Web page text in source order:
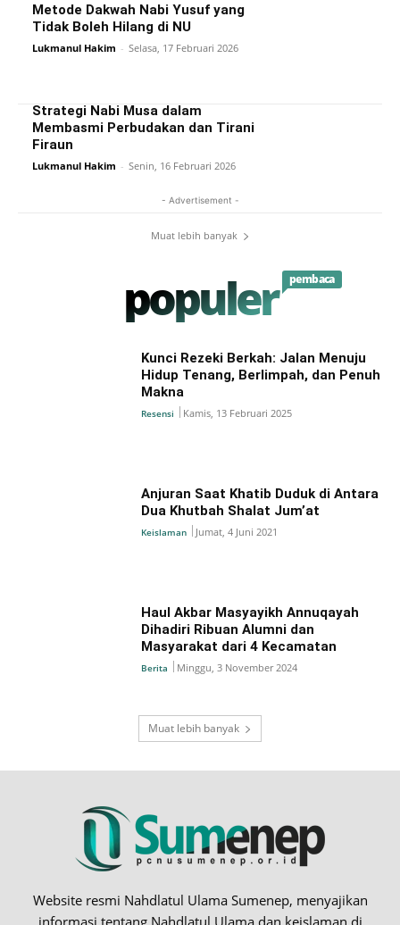
Metode Dakwah Nabi Yusuf yang
Tidak Boleh Hilang di NU
Lukmanul Hakim - Selasa, 17 Februari 2026
Strategi Nabi Musa dalam
Membasmi Perbudakan dan Tirani
Firaun
Lukmanul Hakim - Senin, 16 Februari 2026
- Advertisement -
Muat lebih banyak
populer pembaca
Kunci Rezeki Berkah: Jalan Menuju
Hidup Tenang, Berlimpah, dan Penuh
Makna
Resensi Kamis, 13 Februari 2025
Anjuran Saat Khatib Duduk di Antara
Dua Khutbah Shalat Jum’at
Keislaman Jumat, 4 Juni 2021
Haul Akbar Masyayikh Annuqayah
Dihadiri Ribuan Alumni dan
Masyarakat dari 4 Kecamatan
Berita Minggu, 3 November 2024
Muat lebih banyak
Website resmi Nahdlatul Ulama Sumenep, menyajikan